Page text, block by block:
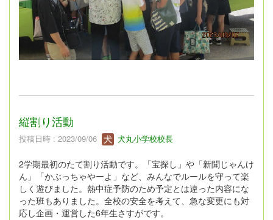
縦割り活動
投稿日時 : 2023/09/06 犬丸小学校校長
2学期最初のたて割り活動です。「宝探し」や「新聞じゃんけ
ん」「かぶっちゃやーよ」など、みんなでルールを守って楽
しく遊びました。熱中症予防のため予定とは違った内容にな
った班もありました。全校の安全を考えて、急な変更にも対
応し企画・運営した6年生さすがです。